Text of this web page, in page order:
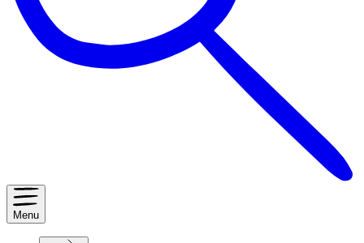
Menu